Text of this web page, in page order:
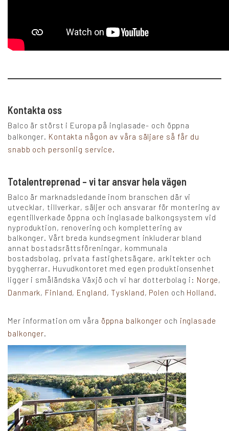
Kontakta oss
Balco är störst i Europa på inglasade- och öppna
balkonger. Kontakta någon av våra säljare så får du
snabb och personlig service.
Totalentreprenad – vi tar ansvar hela vägen
Balco är marknadsledande inom branschen där vi
utvecklar, tillverkar, säljer och ansvarar för montering av
egentillverkade öppna och inglasade balkongsystem vid
nyproduktion, renovering och komplettering av
balkonger. Vårt breda kundsegment inkluderar bland
annat bostadsrättsföreningar, kommunala
bostadsbolag, privata fastighetsägare, arkitekter och
byggherrar. Huvudkontoret med egen produktionsenhet
ligger i småländska Växjö och vi har dotterbolag i: Norge,
Danmark, Finland, England, Tyskland, Polen och Holland.
Mer information om våra öppna balkonger och inglasade
balkonger.